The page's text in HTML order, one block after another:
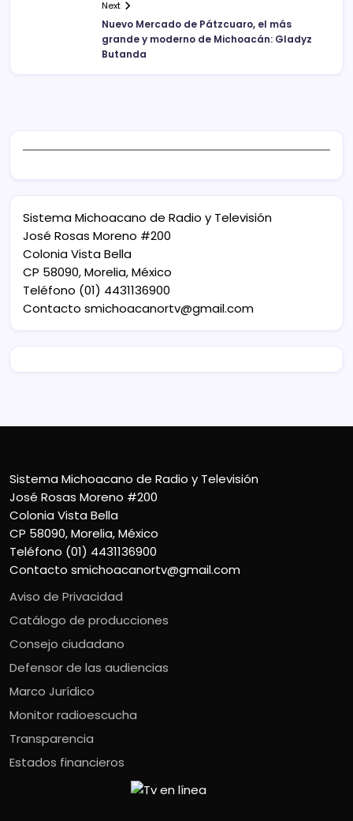
Next
Nuevo Mercado de Pátzcuaro, el más
grande y moderno de Michoacán: Gladyz
Butanda
Sistema Michoacano de Radio y Televisión
José Rosas Moreno #200
Colonia Vista Bella
CP 58090, Morelia, México
Teléfono (01) 4431136900
Contacto smichoacanortv@gmail.com
Sistema Michoacano de Radio y Televisión
José Rosas Moreno #200
Colonia Vista Bella
CP 58090, Morelia, México
Teléfono (01) 4431136900
Contacto smichoacanortv@gmail.com
Aviso de Privacidad
Catálogo de producciones
Consejo ciudadano
Defensor de las audiencias
Marco Jurídico
Monitor radioescucha
Transparencia
Estados financieros